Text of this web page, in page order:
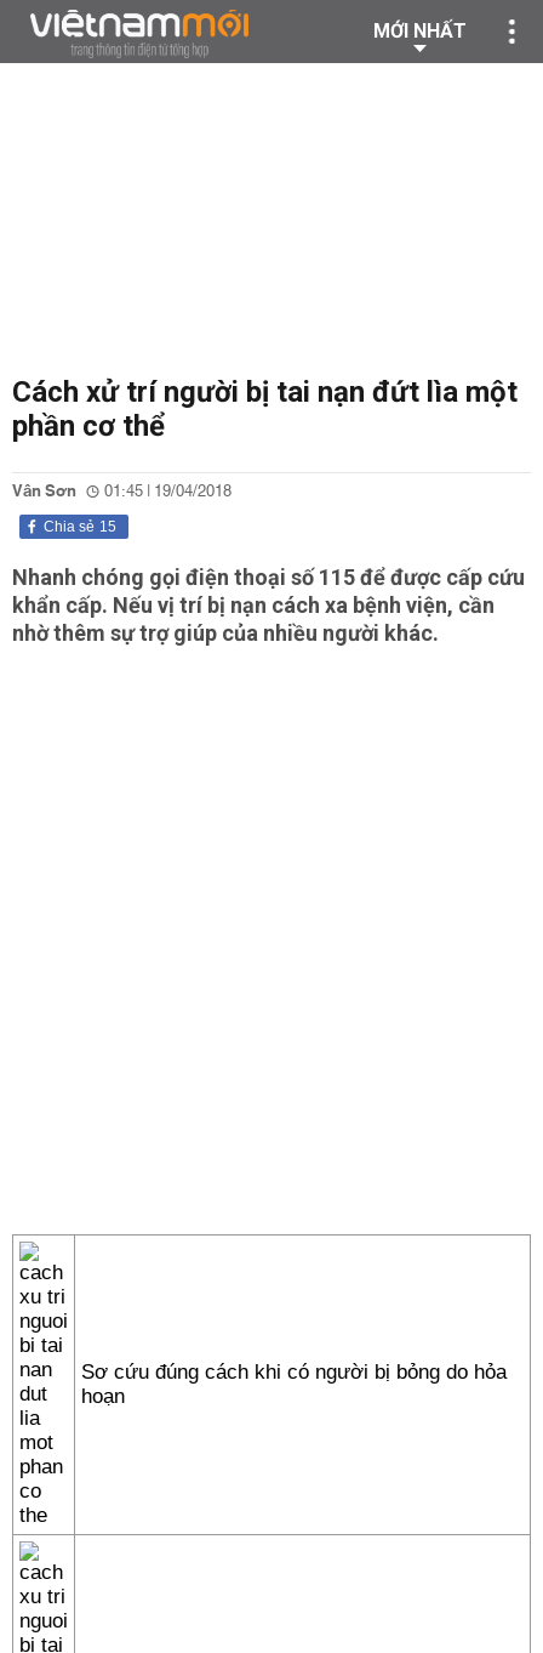
MỚI NHẤT
Cách xử trí người bị tai nạn đứt lìa một
phần cơ thể
Vân Sơn 01:45 | 19/04/2018
15
Chia sẻ
Nhanh chóng gọi điện thoại số 115 để được cấp cứu
khẩn cấp. Nếu vị trí bị nạn cách xa bệnh viện, cần
nhờ thêm sự trợ giúp của nhiều người khác.
Sơ cứu đúng cách khi có người bị bỏng do hỏa
hoạn